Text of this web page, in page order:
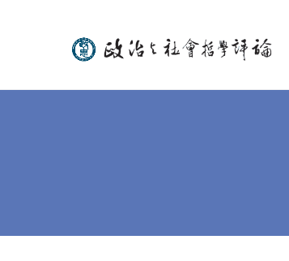
政治與社會哲學評